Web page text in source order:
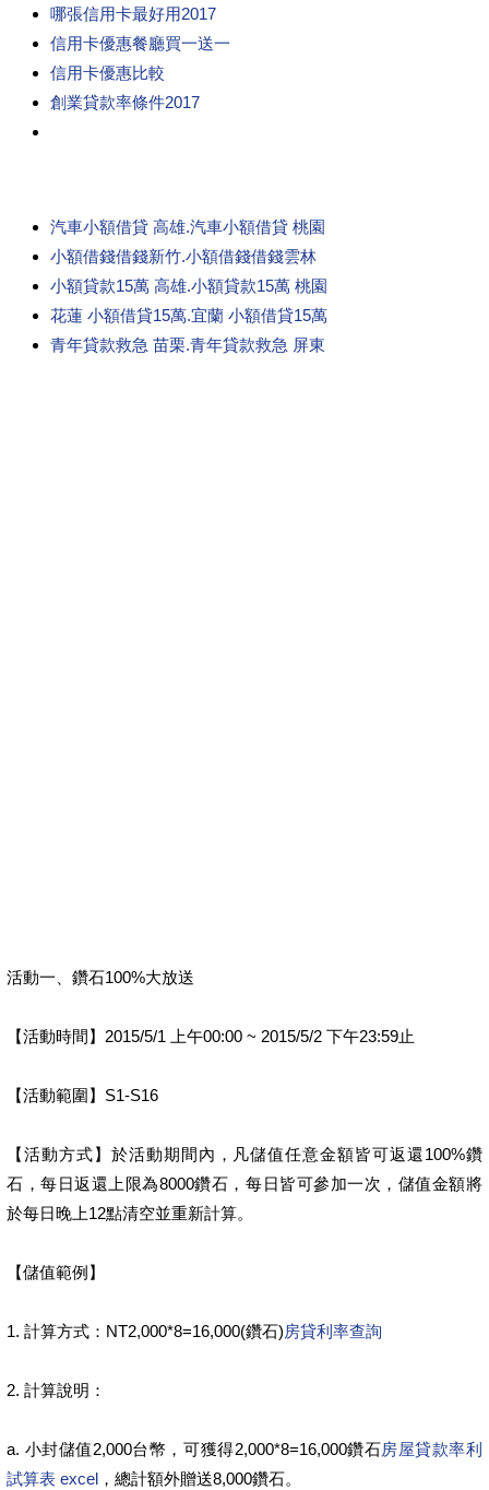
哪張信用卡最好用2017
信用卡優惠餐廳買一送一
信用卡優惠比較
創業貸款率條件2017
汽車小額借貸 高雄.汽車小額借貸 桃園
小額借錢借錢新竹.小額借錢借錢雲林
小額貸款15萬 高雄.小額貸款15萬 桃園
花蓮 小額借貸15萬.宜蘭 小額借貸15萬
青年貸款救急 苗栗.青年貸款救急 屏東
活動一、鑽石100%大放送
【活動時間】2015/5/1 上午00:00 ~ 2015/5/2 下午23:59止
【活動範圍】S1-S16
【活動方式】於活動期間內，凡儲值任意金額皆可返還100%鑽
石，每日返還上限為8000鑽石，每日皆可參加一次，儲值金額將
於每日晚上12點清空並重新計算。
【儲值範例】
1. 計算方式：NT2,000*8=16,000(鑽石)房貸利率查詢
2. 計算說明：
a. 小封儲值2,000台幣，可獲得2,000*8=16,000鑽石房屋貸款率利
試算表 excel ，總計額外贈送8,000鑽石。